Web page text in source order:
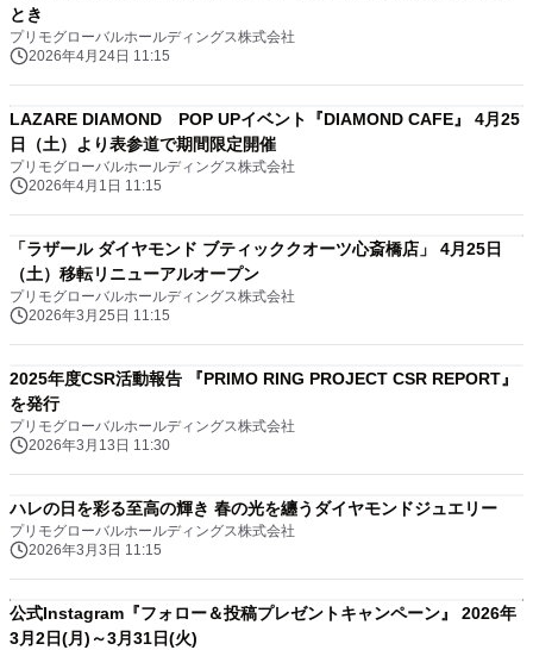
とき
プリモグローバルホールディングス株式会社
2026年4月24日 11:15
LAZARE DIAMOND POP UPイベント『DIAMOND CAFE』 4月25
日（土）より表参道で期間限定開催
プリモグローバルホールディングス株式会社
2026年4月1日 11:15
「ラザール ダイヤモンド ブティッククオーツ心斎橋店」 4月25日
（土）移転リニューアルオープン
プリモグローバルホールディングス株式会社
2026年3月25日 11:15
2025年度CSR活動報告 『PRIMO RING PROJECT CSR REPORT』
を発行
プリモグローバルホールディングス株式会社
2026年3月13日 11:30
ハレの日を彩る至高の輝き 春の光を纏うダイヤモンドジュエリー
プリモグローバルホールディングス株式会社
2026年3月3日 11:15
公式Instagram『フォロー＆投稿プレゼントキャンペーン』 2026年
3月2日(月)～3月31日(火)